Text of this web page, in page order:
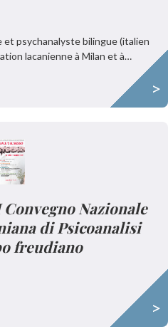
et psychanalyste bilingue (italien
lacanienne à Milan et à…
>
Nazionale
di Psicoanalisi
freudiano
>